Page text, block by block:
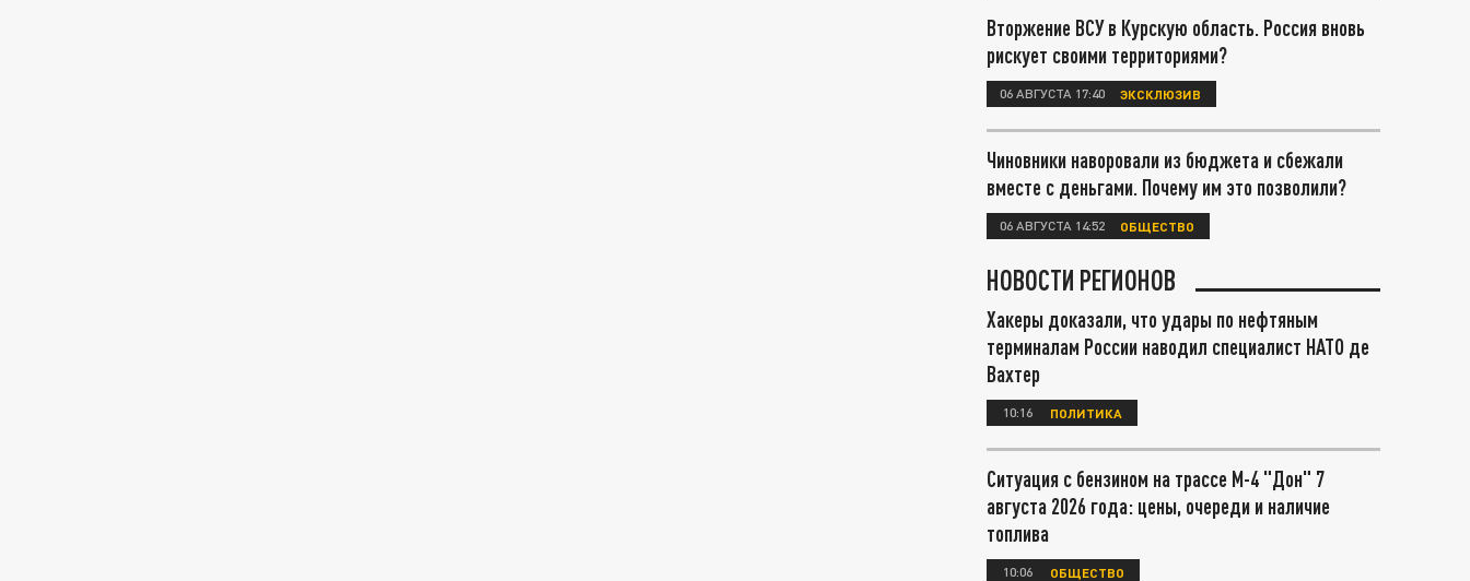
Вторжение ВСУ в Курскую область. Россия вновь
рискует своими территориями?
06 АВГУСТА 17:40 ЭКСКЛЮЗИВ
Чиновники наворовали из бюджета и сбежали
вместе с деньгами. Почему им это позволили?
06 АВГУСТА 14:52 ОБЩЕСТВО
НОВОСТИ РЕГИОНОВ
Хакеры доказали, что удары по нефтяным
терминалам России наводил специалист НАТО де
Вахтер
10:16 ПОЛИТИКА
Ситуация с бензином на трассе М-4 "Дон" 7
августа 2026 года: цены, очереди и наличие
топлива
10:06 ОБЩЕСТВО